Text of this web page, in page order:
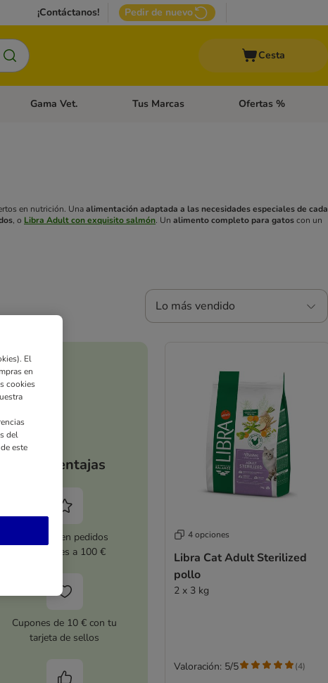
¡Contáctanos! Pedir de nuevo
Cesta
Accesorios Gatos
Menú de categoria abierto: Otros Animales
Gama Vet. Menú de categoria abierto: Gama Vet.
Tus Marcas Menú de categoria
Ofertas %
en nutrición. Unaalimentación adaptada a las necesidades especiales de cada
, o Libra Adult con exquisito salmón. Un alimento completo para gatoscon un
Lo más vendido
Tus ventajas
5 % dto. en pedidos
superiores a 100 €
Cupones de 10 € con tu
tarjeta de sellos
4 opciones
Libra Cat Adult Sterilized
pollo
2 x 3 kg
Valoración: 5/5 (4)
El
en
cookies
del
este